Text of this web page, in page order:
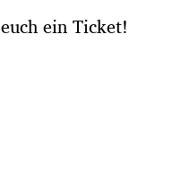
ein Ticket!